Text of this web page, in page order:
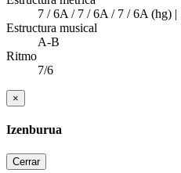
7 / 6A / 7 / 6A / 7 / 6A (hg)
Estructura musical
A-B
Ritmo
7/6
×
Izenburua
Cerrar